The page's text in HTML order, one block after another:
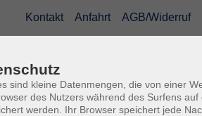
Kontakt Anfahrt AGB/Widerruf
sind kleine Datenmengen, die von einer
des Nutzers während des Surfens
werden. Ihr Browser speichert jede